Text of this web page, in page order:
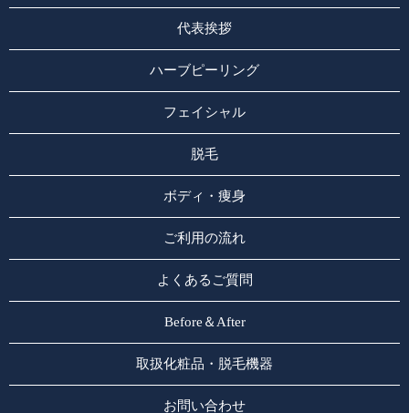
代表挨拶
ハーブピーリング
フェイシャル
脱毛
ボディ・痩身
ご利用の流れ
よくあるご質問
Before＆After
取扱化粧品・脱毛機器
お問い合わせ